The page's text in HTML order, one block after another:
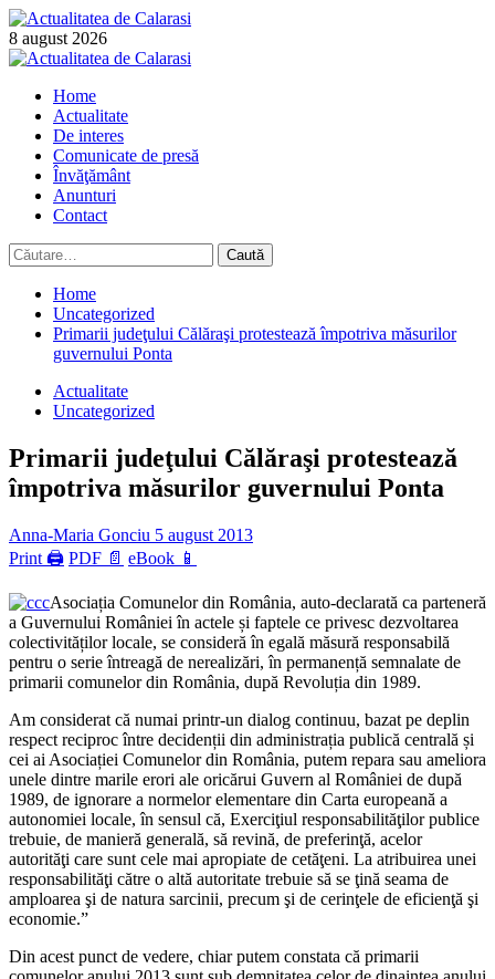
Skip
to
content
8 august 2026
Primary
Home
Actualitate
De interes
Comunicate de presă
Învăţământ
Anunturi
Contact
Caută
după:
Home
Uncategorized
Primarii judeţului Călăraşi protestează împotriva măsurilor
guvernului Ponta
Actualitate
Uncategorized
Primarii judeţului Călăraşi protestează
împotriva măsurilor guvernului Ponta
Anna-Maria Gonciu 5 august 2013
Print 🖨 PDF 📄 eBook 📱
Asociația Comunelor din România, auto-declarată ca parteneră
a Guvernului României în actele și faptele ce privesc dezvoltarea
colectivităților locale, se consideră în egală măsură responsabilă
pentru o serie întreagă de nerealizări, în permanență semnalate de
primarii comunelor din România, după Revoluția din 1989.
Am considerat că numai printr-un dialog continuu, bazat pe deplin
respect reciproc între decidenții din administrația publică centrală și
cei ai Asociației Comunelor din România, putem repara sau ameliora
unele dintre marile erori ale oricărui Guvern al României de după
1989, de ignorare a normelor elementare din Carta europeană a
autonomiei locale, în sensul că, Exerciţiul responsabilităţilor publice
trebuie, de manieră generală, să revină, de preferinţă, acelor
autorităţi care sunt cele mai apropiate de cetăţeni. La atribuirea unei
responsabilităţi către o altă autoritate trebuie să se ţină seama de
amploarea şi de natura sarcinii, precum şi de cerinţele de eficienţă şi
economie.”
Din acest punct de vedere, chiar putem constata că primarii